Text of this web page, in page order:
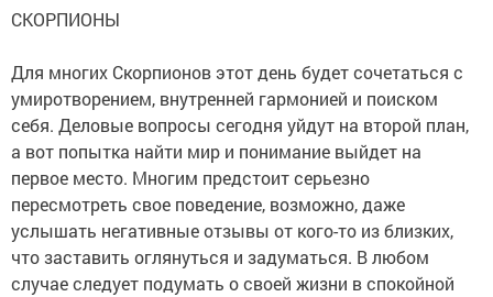
СКОРПИОНЫ
Для многих Скорпионов этот день будет сочетаться с
умиротворением, внутренней гармонией и поиском
себя. Деловые вопросы сегодня уйдут на второй план,
а вот попытка найти мир и понимание выйдет на
первое место. Многим предстоит серьезно
пересмотреть свое поведение, возможно, даже
услышать негативные отзывы от кого-то из близких,
что заставить оглянуться и задуматься. В любом
случае следует подумать о своей жизни в спокойной